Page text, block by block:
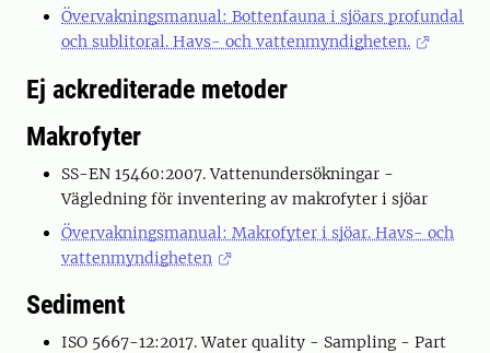
Övervakningsmanual: Bottenfauna i sjöars profundal
och sublitoral. Havs- och vattenmyndigheten.
Ej ackrediterade metoder
Makrofyter
SS-EN 15460:2007. Vattenundersökningar -
Vägledning för inventering av makrofyter i sjöar
Övervakningsmanual: Makrofyter i sjöar. Havs- och
vattenmyndigheten
Sediment
ISO 5667-12:2017. Water quality - Sampling - Part